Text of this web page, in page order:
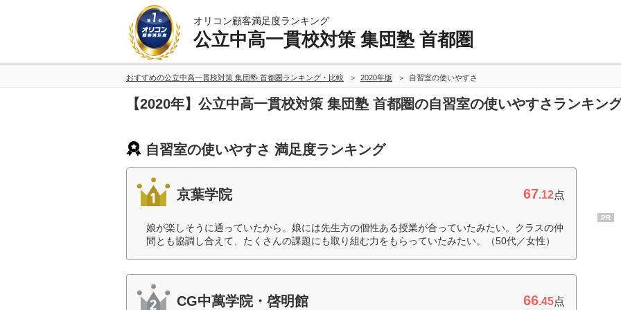
オリコン顧客満足度ランキング
公立中高一貫校対策 集団塾 首都圏
おすすめの公立中高一貫校対策 集団塾 首都圏ランキング・比較 2020年版 自習室の使いやすさ
【2020年】公立中高一貫校対策 集団塾 首都圏の自習室の使いやすさランキン
自習室の使いやすさ 満足度ランキング
京葉学院 67.12点
娘が楽しそうに通っていたから。娘には先生方の個性ある授業が合っていたみたい。クラスの仲
間とも協調し合えて、たくさんの課題にも取り組む力をもらっていたみたい。（50代／女性）
CG中萬学院・啓明館 66.45点
PR